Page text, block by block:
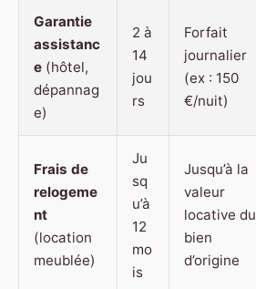
Garantie
assistanc
e (hôtel,
dépannag
e)
2 à
14
jou
rs
Forfait
journalier
(ex : 150
€/nuit)
Frais de
relogeme
nt
(location
meublée)
Ju
sq
u’à
12
mo
is
Jusqu’à la
valeur
locative du
bien
d’origine